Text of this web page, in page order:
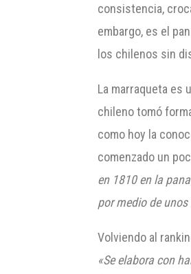
consistencia,
embargo, es el
los chilenos sin
La marraqueta es
chileno tomó
como hoy la
comenzado un
en 1810 en la
por medio de
Volviendo al
«Se elabora con